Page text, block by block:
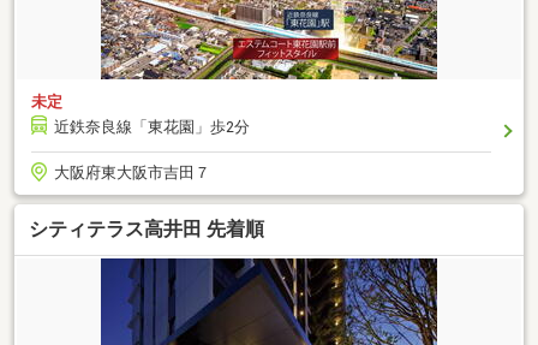
未定
近鉄奈良線「東花園」歩2分
大阪府東大阪市吉田７
シティテラス高井田 先着順